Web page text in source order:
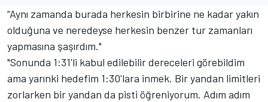
“Aynı zamanda burada herkesin birbirine ne kadar yakın
olduğuna ve neredeyse herkesin benzer tur zamanları
yapmasına şaşırdım."
"Sonunda 1:31'li kabul edilebilir dereceleri görebildim
ama yarınki hedefim 1:30'lara inmek. Bir yandan limitleri
zorlarken bir yandan da pisti öğreniyorum. Adım adım